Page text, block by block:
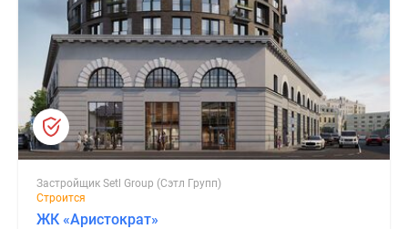
Застройщик Setl Group (Сэтл Групп)
Строится
ЖК «Аристократ»